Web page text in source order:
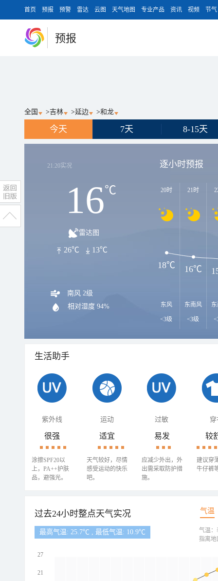
首页 预报 预警 雷达 云图 天气地图 专业产品 资讯 视频 节气
预报
全国 >吉林 >延边 >和龙
今天 7天 8-15天
21:20实况
16℃
雷达图
26℃ 13℃
南风 2级
相对湿度 94%
逐小时预报
20时
东风
<3级
21时
东南风
<3级
18℃ 16℃
生活助手
紫外线 运动 过敏 穿
很强
涂擦SPF20以
上，PA++护肤
品，避强光。
适宜
天气较好，尽情
感受运动的快乐
吧。
易发
应减少外出，外
出需采取防护措
施。
较
建议穿
牛仔裤
过去24小时整点天气实况 气温
最高气温: 25.7℃ , 最低气温: 10.9℃
27
21
气温：
指离地